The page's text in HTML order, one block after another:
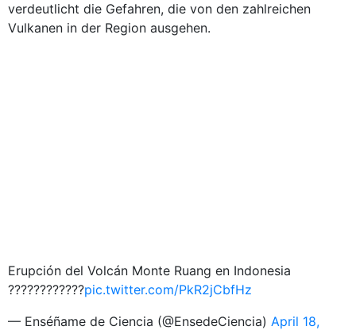
verdeutlicht die Gefahren, die von den zahlreichen
Vulkanen in der Region ausgehen.
Erupción del Volcán Monte Ruang en Indonesia
????????????pic.twitter.com/PkR2jCbfHz
— Enséñame de Ciencia (@EnsedeCiencia) April 18,